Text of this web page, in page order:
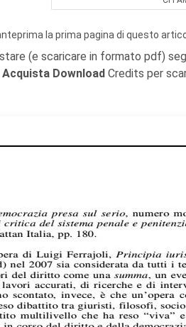
la prima pagina di questo
(e scaricare in formato pdf)
Acquista Download Credits per